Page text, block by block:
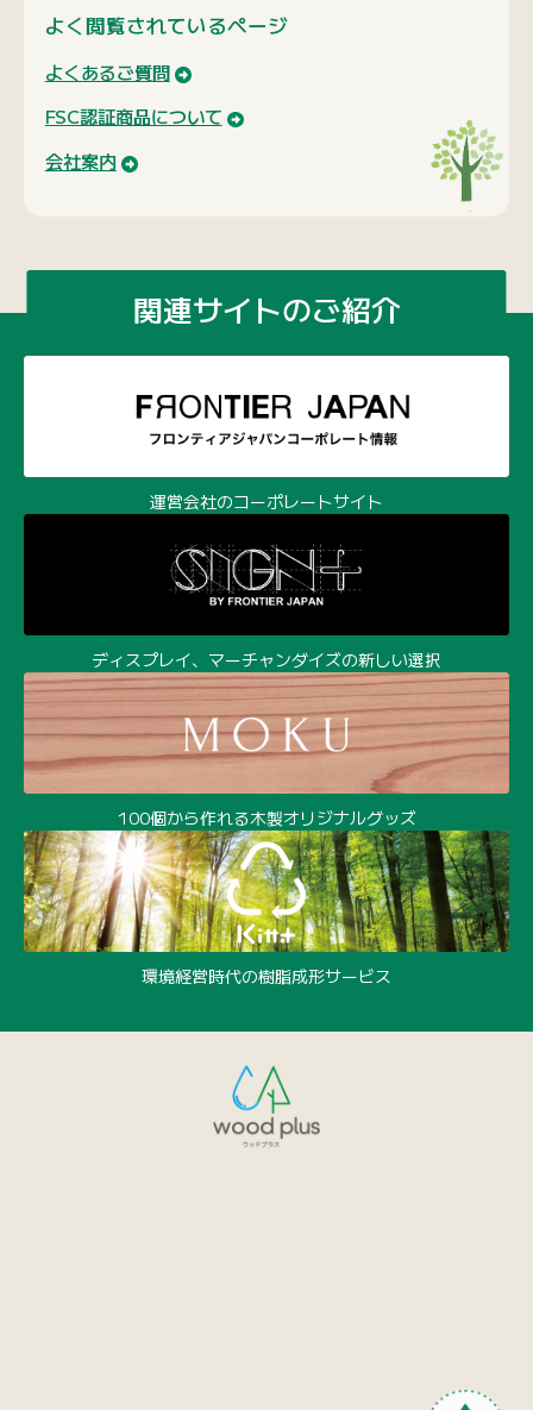
よく閲覧されているページ
よくあるご質問
FSC認証商品について
会社案内
関連サイトのご紹介
運営会社のコーポレートサイト
ディスプレイ、マーチャンダイズの新しい選択
100個から作れる木製オリジナルグッズ
環境経営時代の樹脂成形サービス